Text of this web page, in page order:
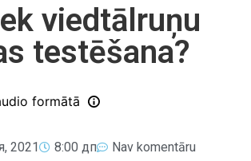
viedtālruņu
testēšana?
formātā
2021 8:00 дп Nav komentāru